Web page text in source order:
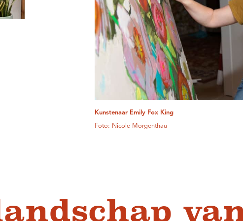
Kunstenaar Emily Fox King
Foto: Nicole Morgenthau